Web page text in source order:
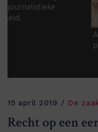
15 april 2019 De
Recht op een